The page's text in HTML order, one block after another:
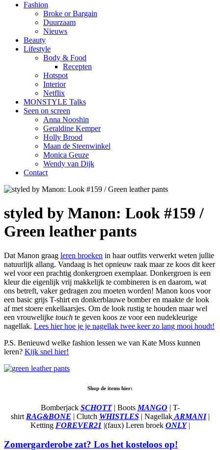
Fashion
Broke or Bargain
Duurzaam
Nieuws
Beauty
Lifestyle
Body & Food
Recepten
Hotspot
Interior
Netflix
MONSTYLE Talks
Seen on screen
Anna Nooshin
Geraldine Kemper
Holly Brood
Maan de Steenwinkel
Monica Geuze
Wendy van Dijk
Contact
styled by Manon: Look #159 /
Green leather pants
Dat Manon graag leren broeken in haar outfits verwerkt weten jullie
natuurlijk allang. Vandaag is het opnieuw raak maar ze koos dit keer
wel voor een prachtig donkergroen exemplaar. Donkergroen is een
kleur die eigenlijk vrij makkelijk te combineren is en daarom, wat
ons betreft, vaker gedragen zou moeten worden! Manon koos voor
een basic grijs T-shirt en donkerblauwe bomber en maakte de look
af met stoere enkellaarsjes. Om de look rustig te houden maar wel
een vrouwelijke touch te geven koos ze voor een nudekleurige
nagellak. Lees hier hoe je je nagellak twee keer zo lang mooi houdt!
P.S. Benieuwd welke fashion lessen we van Kate Moss kunnen
leren? Kijk snel hier!
Shop de items hier:
Bomberjack SCHOTT| Boots MANGO | T-
shirt RAG&BONE | Clutch WHISTLES| Nagellak ARMANI|
Ketting FOREVER21 |(faux) Leren broek ONLY|
Zomergarderobe zat? Los het kosteloos op!